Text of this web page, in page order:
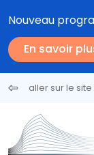
Nouveau
En savoir
aller sur le